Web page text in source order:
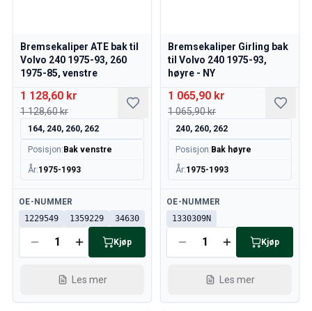
Bremsekaliper ATE bak til
Volvo 240 1975-93, 260
1975-85, venstre
1 128,60 kr
1 128,60 kr
164, 240, 260, 262
Posisjon: Bak venstre
År:1975-1993
Tilgjengelig
OE-NUMMER
1229549
1359229 34630
Kjøp
Les mer
Bremsekaliper Girling bak
til Volvo 240 1975-93,
høyre - NY
1 065,90 kr
1 065,90 kr
240, 260, 262
Posisjon: Bak høyre
År:1975-1993
Tilgjengelig
OE-NUMMER
1330309N
Kjøp
Les mer